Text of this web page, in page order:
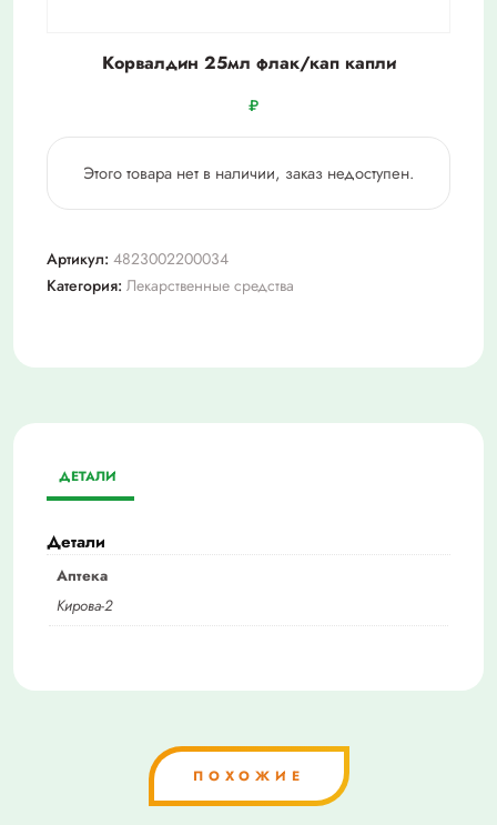
Корвалдин 25мл флак/кап капли
₽
Этого товара нет в наличии, заказ недоступен.
Артикул: 4823002200034
Категория: Лекарственные средства
ДЕТАЛИ
Детали
Аптека
Кирова-2
ПОХОЖИЕ